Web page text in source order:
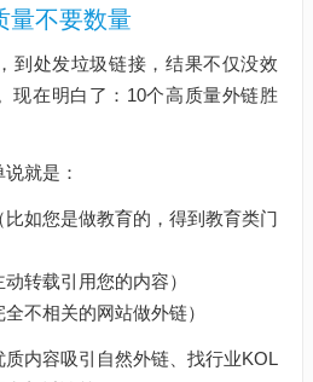
量不要数量
到处发垃圾链接，结果不仅没效
现在明白了：10个高质量外链胜
就是：
如您是做教育的，得到教育类门
转载引用您的内容）
不相关的网站做外链）
内容吸引自然外链、找行业KOL